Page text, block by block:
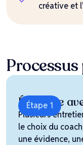
créative et
Processus
Échange
Plusieurs
le choix du
une évidence,
Étape 1